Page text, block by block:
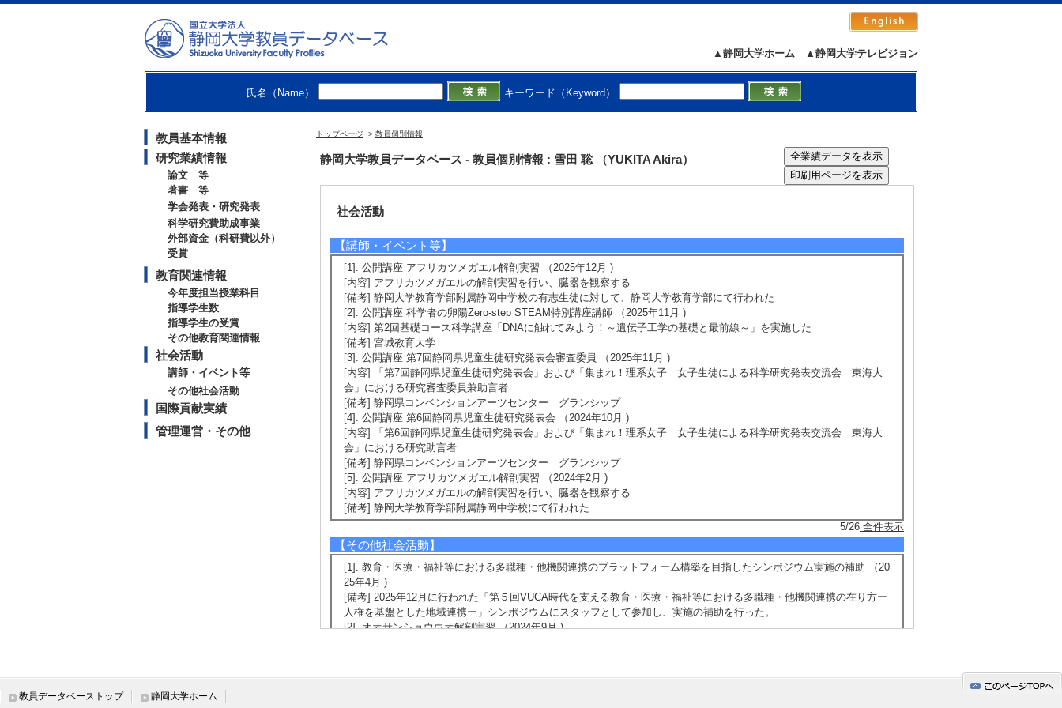
▲静岡大学テレビジョン
▲静岡大学ホーム
氏名（Name） キーワード（Keyword）
教員基本情報
研究業績情報
論文 等
著書 等
学会発表・研究発表
科学研究費助成事業
外部資金（科研費以外）
受賞
教育関連情報
今年度担当授業科目
指導学生数
指導学生の受賞
その他教育関連情報
社会活動
講師・イベント等
その他社会活動
国際貢献実績
管理運営・その他
トップページ > 教員個別情報
静岡大学教員データベース - 教員個別情報 : 雪田 聡 （YUKITA Akira）
[備考] 富士市教育委員会計画訪問における静岡大学同行訪問者として富士市立小学校および中学校各1校にて研究授業
を参観し助言を行った
[備考] 静岡大学が主催する未来の科学者養成スクール（FSS）にて、指導教員として高校生2名の指導を行った
[3]. 富士市委託事業研究助言 （2024年9月 )
[備考] 富士市教育委員会計画訪問における静岡大学同行訪問者として富士市立富士中学校にて研究授業を参観し助言を
[4]. 未来の科学者養成スクールFSS指導教員 （2024年1月 )
[備考] 静岡大学が主催する未来の科学者養成スクール（FSS）にて、指導教員として高校生2名の指導を行った
社会活動
【講師・イベント等】
[1]. 公開講座 アフリカツメガエル解剖実習 （2025年12月 )
[内容] アフリカツメガエルの解剖実習を行い、臓器を観察する
[備考] 静岡大学教育学部附属静岡中学校の有志生徒に対して、静岡大学教育学部にて行われた
[2]. 公開講座 科学者の卵陽Zero-step STEAM特別講座講師 （2025年11月 )
[内容] 第2回基礎コース科学講座「DNAに触れてみよう！～遺伝子工学の基礎と最前線～」を実施した
[備考] 宮城教育大学
[3]. 公開講座 第7回静岡県児童生徒研究発表会審査委員 （2025年11月 )
[内容] 「第7回静岡県児童生徒研究発表会」および「集まれ！理系女子 女子生徒による科学研究発表交流会 東海大
会」における研究審査委員兼助言者
[備考] 静岡県コンベンションアーツセンター グランシップ
[4]. 公開講座 第6回静岡県児童生徒研究発表会 （2024年10月 )
[内容] 「第6回静岡県児童生徒研究発表会」および「集まれ！理系女子 女子生徒による科学研究発表交流会 東海大
会」における研究助言者
[備考] 静岡県コンベンションアーツセンター グランシップ
[5]. 公開講座 アフリカツメガエル解剖実習 （2024年2月 )
[内容] アフリカツメガエルの解剖実習を行い、臓器を観察する
[備考] 静岡大学教育学部附属静岡中学校にて行われた
5/26 全件表示
【その他社会活動】
[1]. 教育・医療・福祉等における多職種・他機関連携のプラットフォーム構築を目指したシンポジウム実施の補助 （20
25年4月 )
[備考] 2025年12月に行われた「第５回VUCA時代を支える教育・医療・福祉等における多職種・他機関連携の在り方ー
人権を基盤とした地域連携ー」シンポジウムにスタッフとして参加し、実施の補助を行った。
[2]. オオサンショウウオ解剖実習 （2024年9月 )
教員データベーストップ 静岡大学ホーム